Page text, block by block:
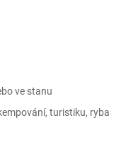
ve stanu
turistiku, ryba